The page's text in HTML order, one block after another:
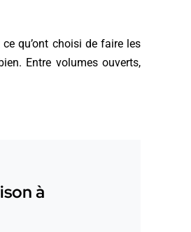
ce qu’ont choisi de faire les
Entre volumes ouverts,
à